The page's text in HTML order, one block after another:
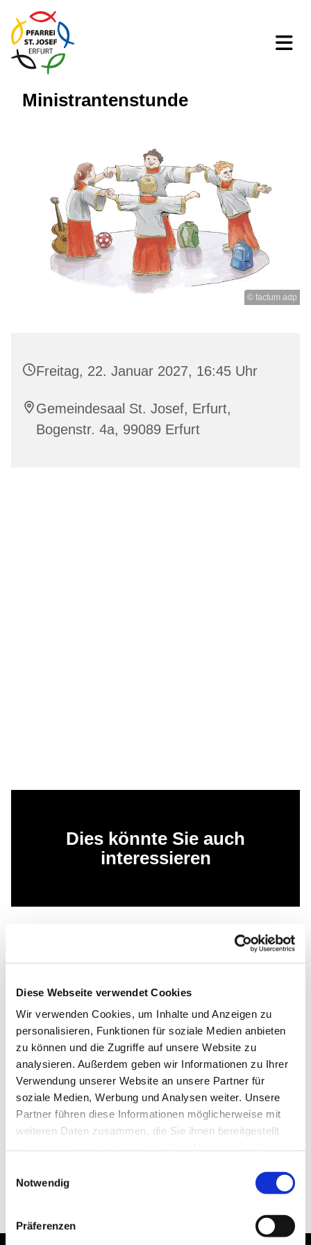
Diese Webseite verwendet Cookies
Wir verwenden Cookies, um Inhalte und Anzeigen zu
personalisieren, Funktionen für soziale Medien anbieten
zu können und die Zugriffe auf unsere Website zu
analysieren. Außerdem geben wir Informationen zu Ihrer
Verwendung unserer Website an unsere Partner für
soziale Medien, Werbung und Analysen weiter. Unsere
Partner führen diese Informationen möglicherweise mit
weiteren Daten zusammen, die Sie ihnen bereitgestellt
Notwendig
Präferenzen
Ministrantenstunde
© factum.adp
Freitag, 22. Januar 2027, 16:45 Uhr
Gemeindesaal St. Josef, Erfurt,
Bogenstr. 4a, 99089 Erfurt
Dies könnte Sie auch
interessieren